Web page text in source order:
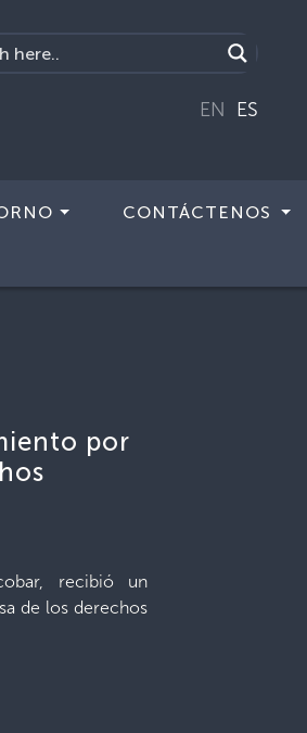
EN ES
CONTÁCTENOS
por
recibió un
de los derechos